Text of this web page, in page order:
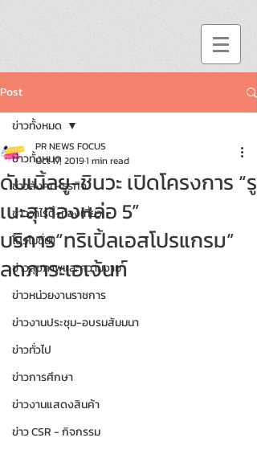
Post
ข่าวทั้งหมด
ข่าวสังคม-ธุรกิจ
ข่าววาไรตี้-ท่องเที่ยว
โปรโมชั่น!!
ข่าวสุขภาพและความงาม
ข่าวหน่วยงานราชการ
ข่าวงานประชุม-อบรมสัมมนา
ข่าวทั่วไป
ข่าวการศึกษา
ข่าวงานแสดงสินค้า
ข่าว CSR - กิจกรรม
ข่าวทั้งหมด
ดับเบิ้ลยู-ชินวะ เปิดโครงการ “รู
เนะสุ ทองหล่อ 5”
บริการ“ทริเปิ้ลเอสโปรแกรม”
ลดภาระเอเจ้นท์
PR NEWS FOCUS
Oct 17, 20191 min read